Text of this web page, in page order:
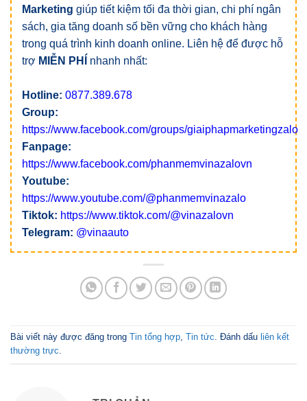
Marketing giúp tiết kiệm tối đa thời gian, chi phí ngân
sách, gia tăng doanh số bền vững cho khách hàng
trong quá trình kinh doanh online. Liên hệ để được hỗ
trợ MIỄN PHÍ nhanh nhất:
Hotline: 0877.389.678
Group:
https://www.facebook.com/groups/giaiphapmarketingzalo
Fanpage:
https://www.facebook.com/phanmemvinazalovn
Youtube:
https://www.youtube.com/@phanmemvinazalo
Tiktok: https://www.tiktok.com/@vinazalovn
Telegram: @vinaauto
Bài viết này được đăng trong Tin tổng hợp Tin tức . Đánh dấu liên kết
thường trực